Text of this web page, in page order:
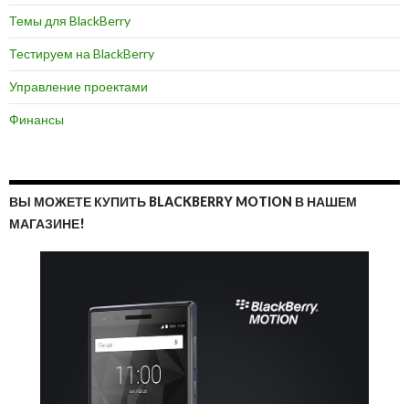
Темы для BlackBerry
Тестируем на BlackBerry
Управление проектами
Финансы
ВЫ МОЖЕТЕ КУПИТЬ BLACKBERRY MOTION В НАШЕМ
МАГАЗИНЕ!